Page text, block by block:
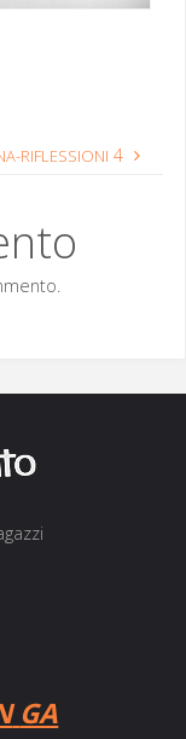
RIFLESSIONI 4
GA